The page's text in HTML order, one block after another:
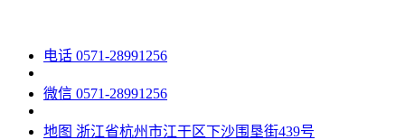
电话 0571-28991256
微信 0571-28991256
地图 浙江省杭州市江干区下沙围垦街439号